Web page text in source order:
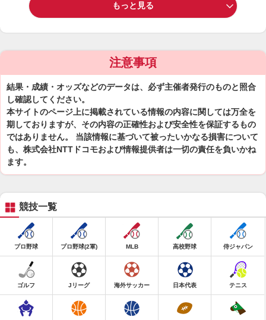
もっと見る
注意事項
結果・成績・オッズなどのデータは、必ず主催者発行のものと照合
し確認してください。
本サイトのページ上に掲載されている情報の内容に関しては万全を
期しておりますが、その内容の正確性および安全性を保証するもの
ではありません。 当該情報に基づいて被ったいかなる損害について
も、株式会社NTTドコモおよび情報提供者は一切の責任を負いかね
ます。
競技一覧
プロ野球 プロ野球(2軍) MLB 高校野球 侍ジャパン
ゴルフ Jリーグ 海外サッカー 日本代表 テニス